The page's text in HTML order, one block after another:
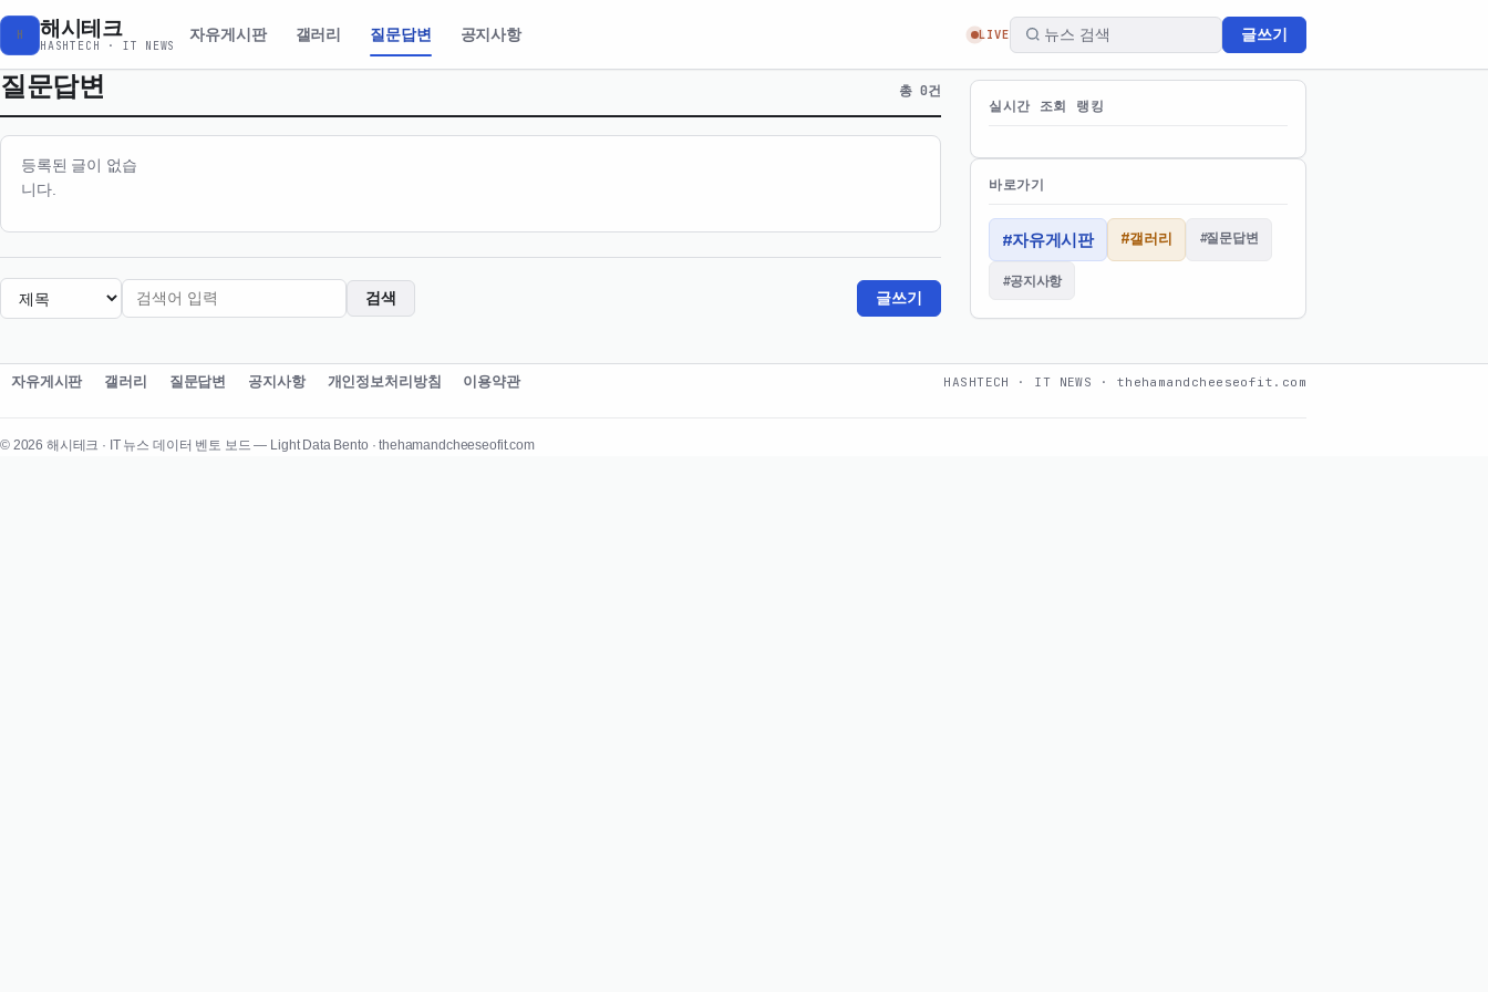
H 해시테크
HASHTECH · IT NEWS
자유게시판 갤러리 질문답변 공지사항 LIVE 글쓰기
질문답변 총 0건
등록된 글이 없습
니다.
검색 글쓰기
실시간 조회 랭킹
바로가기
#자유게시판 #갤러리 #질문답변
#공지사항
자유게시판 갤러리 질문답변 공지사항 개인정보처리방침 이용약관 HASHTECH · IT NEWS · thehamandcheeseofit.com
© 2026 해시테크 · IT 뉴스 데이터 벤토 보드 — Light Data Bento · thehamandcheeseofit.com